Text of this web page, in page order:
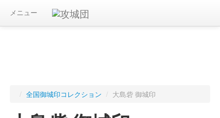
メニュー
/ 全国御城印コレクション / 大島砦 御城印